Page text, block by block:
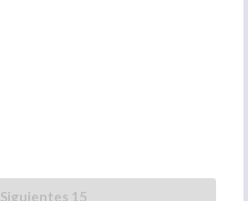
Siguientes 15